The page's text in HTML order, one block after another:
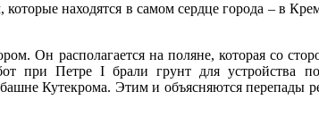
находятся в самом сердце города – в
Он располагается на поляне, которая со
при Петре I брали грунт для устройства
Кутекрома. Этим и объясняются перепады